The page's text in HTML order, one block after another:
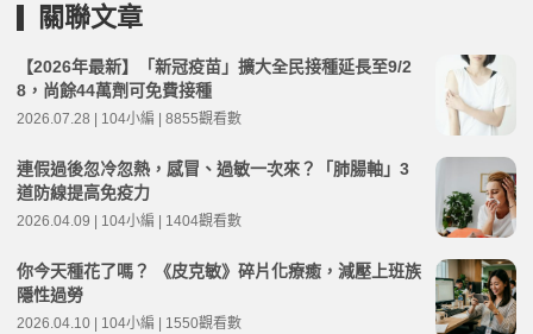
關聯文章
【2026年最新】「新冠疫苗」擴大全民接種延長至9/2
8，尚餘44萬劑可免費接種
2026.07.28 | 104小編 | 8855觀看數
連假過後忽冷忽熱，感冒、過敏一次來？「肺腸軸」3
道防線提高免疫力
2026.04.09 | 104小編 | 1404觀看數
你今天種花了嗎？ 《皮克敏》碎片化療癒，減壓上班族
隱性過勞
2026.04.10 | 104小編 | 1550觀看數